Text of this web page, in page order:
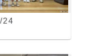
24